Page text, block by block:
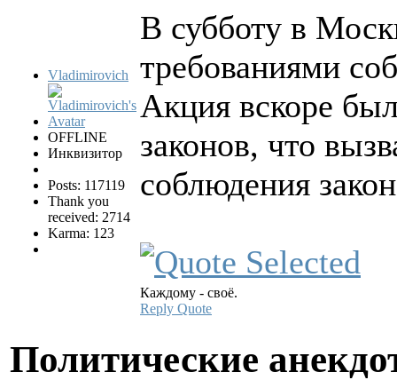
Vladimirovich
OFFLINE
Инквизитор
Posts: 117119
Thank you
received: 2714
Karma: 123
В субботу в
требованиями
Акция вскоре
законов, что
соблюдения
Каждому - своё.
Reply Quote
Политические